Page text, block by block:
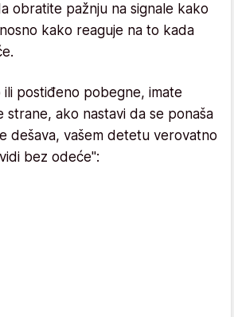
obratite pažnju na signale kako
kako reaguje na to kada
postiđeno pobegne, imate
strane, ako nastavi da se ponaša
dešava, vašem detetu verovatno
bez odeće":